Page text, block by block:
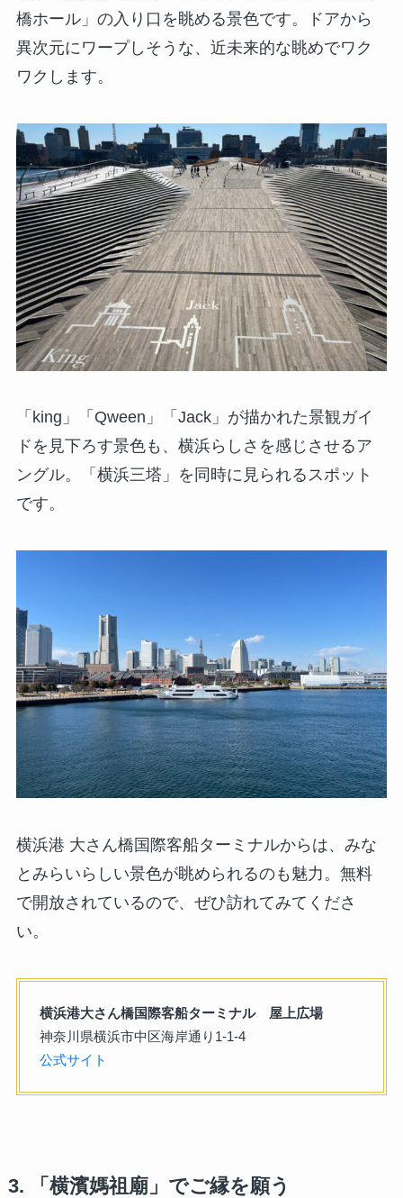
橋ホール」の入り口を眺める景色です。ドアから
異次元にワープしそうな、近未来的な眺めでワク
ワクします。
「king」「Qween」「Jack」が描かれた景観ガイ
ドを見下ろす景色も、横浜らしさを感じさせるア
ングル。「横浜三塔」を同時に見られるスポット
です。
横浜港 大さん橋国際客船ターミナルからは、みな
とみらいらしい景色が眺められるのも魅力。無料
で開放されているので、ぜひ訪れてみてくださ
い。
横浜港大さん橋国際客船ターミナル 屋上広場
神奈川県横浜市中区海岸通り1-1-4
公式サイト
3. 「横濱媽祖廟」でご縁を願う